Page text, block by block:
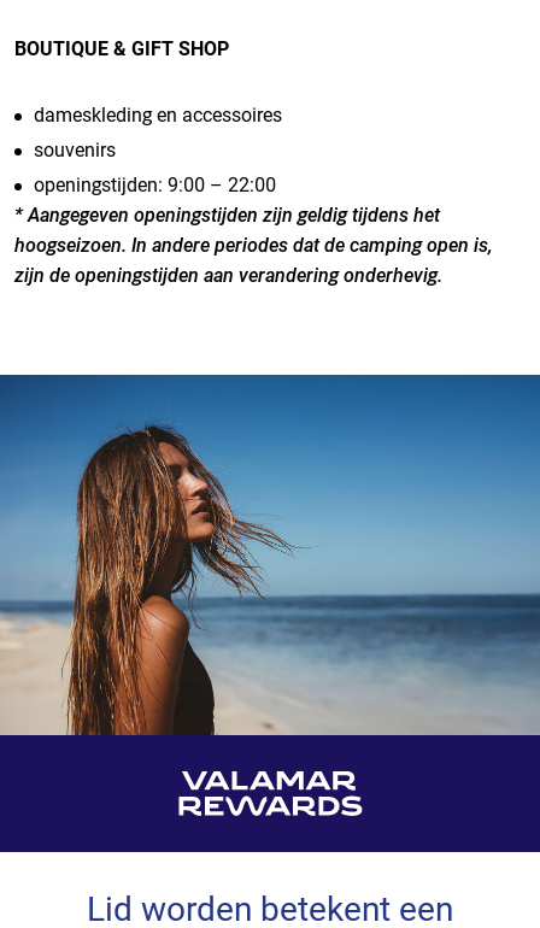
BOUTIQUE & GIFT SHOP
dameskleding en accessoires
souvenirs
openingstijden: 9:00 – 22:00
* Aangegeven openingstijden zijn geldig tijdens het
hoogseizoen. In andere periodes dat de camping open is,
zijn de openingstijden aan verandering onderhevig.
Lid worden betekent een